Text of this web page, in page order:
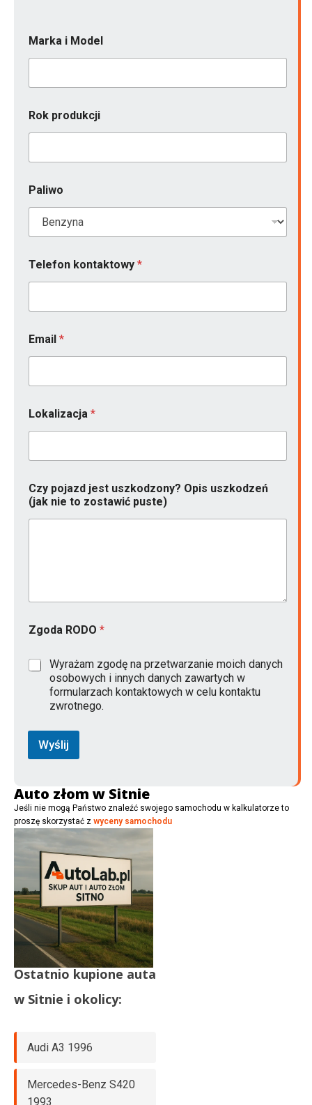
Marka i Model
Rok produkcji
Paliwo
n
i
E
a
i
l
Telefon kontaktowy *
Email *
Lokalizacja *
Czy pojazd jest uszkodzony? Opis uszkodzeń
(jak nie to zostawić puste)
Zgoda RODO *
Wyrażam zgodę na przetwarzanie moich danych
osobowych i innych danych zawartych w
formularzach kontaktowych w celu kontaktu
zwrotnego.
Wyślij
Auto złom w Sitnie
Jeśli nie mogą Państwo znaleźć swojego samochodu w kalkulatorze to
proszę skorzystać z wyceny samochodu
Ostatnio kupione auta
w Sitnie i okolicy:
Audi A3 1996
Mercedes-Benz S420
1993